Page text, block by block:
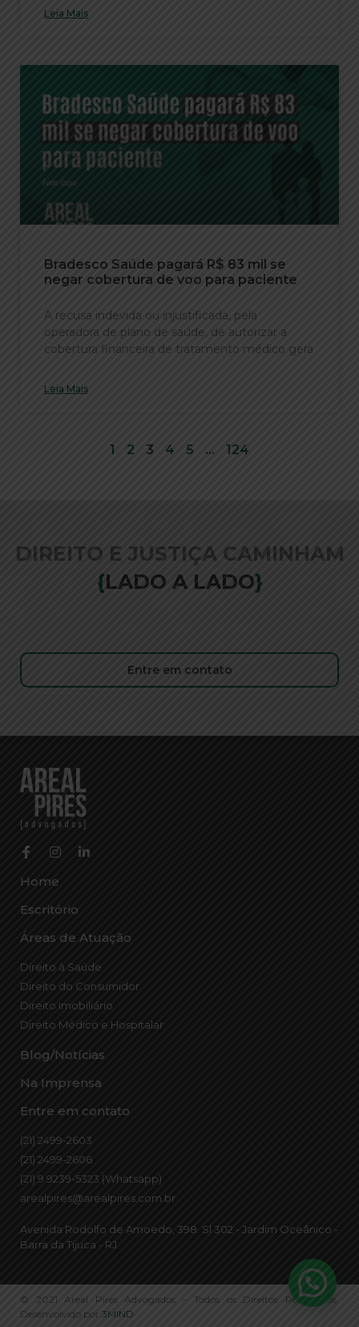
Leia Mais
Bradesco Saúde pagará R$ 83 mil se
negar cobertura de voo para paciente
A recusa indevida ou injustificada, pela
operadora de plano de saúde, de autorizar a
cobertura financeira de tratamento médico gera
Leia Mais
1 2 3 4 5 … 124
DIREITO E JUSTIÇA CAMINHAM
{LADO A LADO}
Entre em contato
Home
Escritório
Áreas de Atuação
Direito à Saúde
Direito do Consumidor
Direito Imobiliário
Direito Médico e Hospitalar
Blog/Notícias
Na Imprensa
Entre em contato
(21) 2499-2603
(21) 2499-2606
(21) 9 9239-5323 (Whatsapp)
arealpires@arealpires.com.br
Avenida Rodolfo de Amoedo, 398. Sl 302 - Jardim Oceânico -
Barra da Tijuca - RJ
© 2021 Areal Pires Advogados – Todos os Direitos Reservados.
Desenvolvido por 3MIND